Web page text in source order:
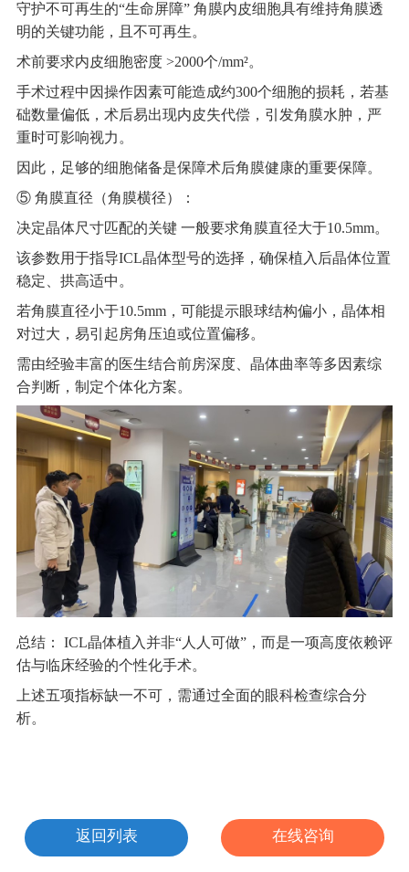
守护不可再生的“生命屏障” 角膜内皮细胞具有维持角膜透
明的关键功能，且不可再生。
术前要求内皮细胞密度 >2000个/mm²。
手术过程中因操作因素可能造成约300个细胞的损耗，若基
础数量偏低，术后易出现内皮失代偿，引发角膜水肿，严
重时可影响视力。
因此，足够的细胞储备是保障术后角膜健康的重要保障。
⑤ 角膜直径（角膜横径）：
决定晶体尺寸匹配的关键 一般要求角膜直径大于10.5mm。
该参数用于指导ICL晶体型号的选择，确保植入后晶体位置
稳定、拱高适中。
若角膜直径小于10.5mm，可能提示眼球结构偏小，晶体相
对过大，易引起房角压迫或位置偏移。
需由经验丰富的医生结合前房深度、晶体曲率等多因素综
合判断，制定个体化方案。
总结： ICL晶体植入并非“人人可做”，而是一项高度依赖评
估与临床经验的个性化手术。
上述五项指标缺一不可，需通过全面的眼科检查综合分
析。
返回列表 在线咨询